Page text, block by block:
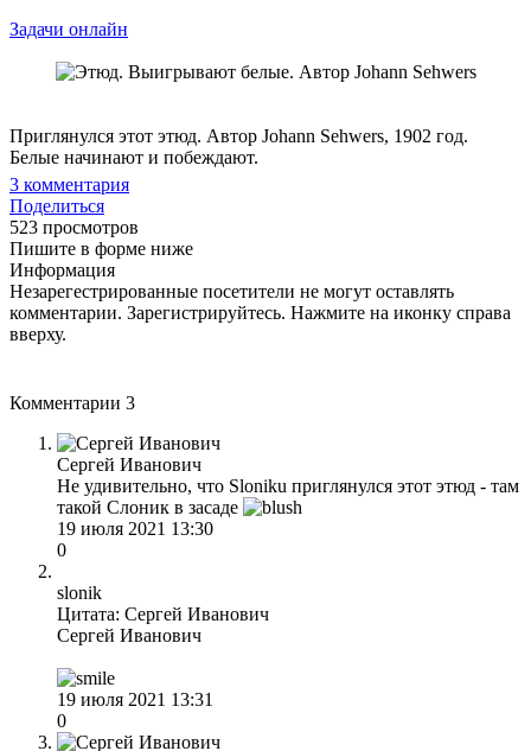
Задачи онлайн
Приглянулся этот этюд. Автор Johann Sehwers, 1902 год.
Белые начинают и побеждают.
3 комментария
Поделиться
523 просмотров
Пишите в форме ниже
Информация
Незарегестрированные посетители не могут оставлять
комментарии. Зарегистрируйтесь. Нажмите на иконку справа
вверху.
Комментарии 3
Сергей Иванович
Не удивительно, что Sloniku приглянулся этот этюд - там
такой Слоник в засаде
19 июля 2021 13:30
0
slonik
Цитата: Сергей Иванович
Сергей Иванович
19 июля 2021 13:31
0